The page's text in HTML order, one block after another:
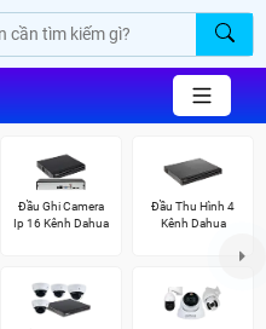
Đầu Ghi Camera
Ip 16 Kênh Dahua
Đầu Thu Hình 4
Kênh Dahua